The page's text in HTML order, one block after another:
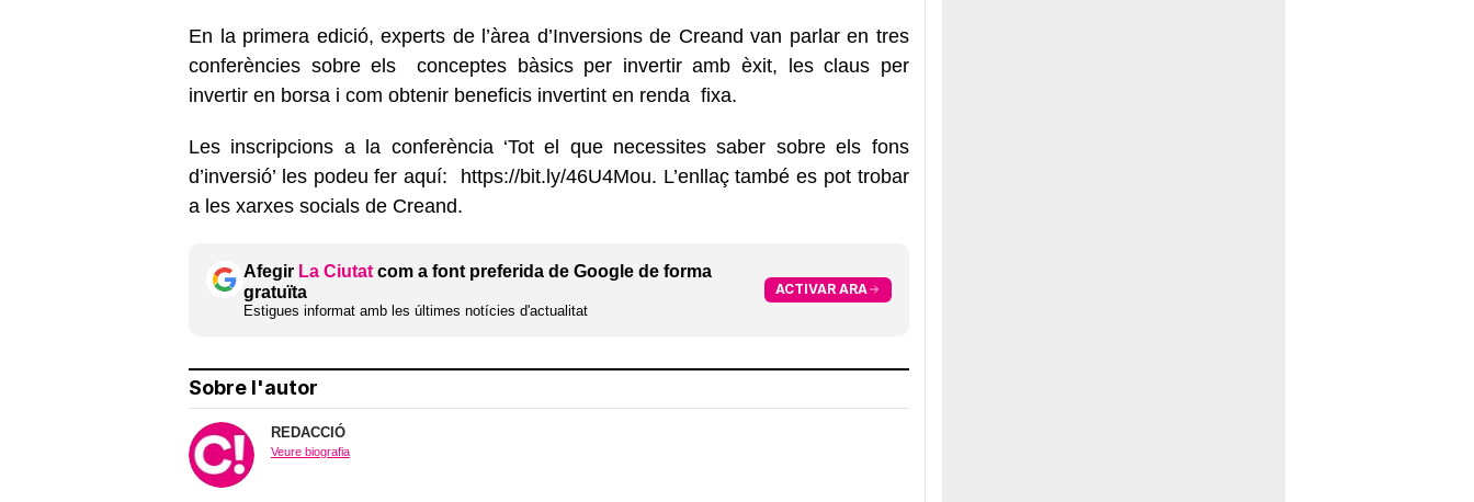
En la primera edició, experts de l’àrea d’Inversions de Creand van parlar en tres
conferències sobre els conceptes bàsics per invertir amb èxit, les claus per
invertir en borsa i com obtenir beneficis invertint en renda fixa.
Les inscripcions a la conferència ‘Tot el que necessites saber sobre els fons
d’inversió’ les podeu fer aquí: https://bit.ly/46U4Mou. L’enllaç també es pot trobar
a les xarxes socials de Creand.
Afegir La Ciutat com a font preferida de Google de forma
gratuïta
Estigues informat amb les últimes notícies d'actualitat
ACTIVAR ARA
Sobre l'autor
REDACCIÓ
Veure biografia